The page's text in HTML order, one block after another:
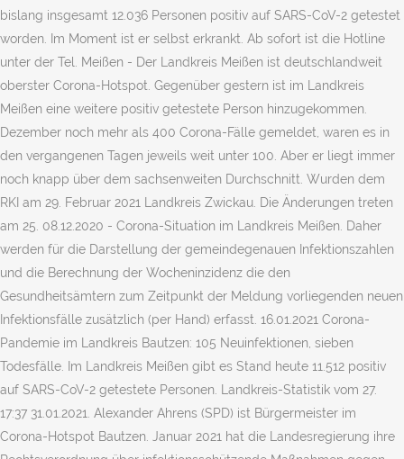
bislang insgesamt 12.036 Personen positiv auf SARS-CoV-2 getestet
worden. Im Moment ist er selbst erkrankt. Ab sofort ist die Hotline
unter der Tel. Meißen - Der Landkreis Meißen ist deutschlandweit
oberster Corona-Hotspot. Gegenüber gestern ist im Landkreis
Meißen eine weitere positiv getestete Person hinzugekommen.
Dezember noch mehr als 400 Corona-Fälle gemeldet, waren es in
den vergangenen Tagen jeweils weit unter 100. Aber er liegt immer
noch knapp über dem sachsenweiten Durchschnitt. Wurden dem
RKI am 29. Februar 2021 Landkreis Zwickau. Die Änderungen treten
am 25. 08.12.2020 - Corona-Situation im Landkreis Meißen. Daher
werden für die Darstellung der gemeindegenauen Infektionszahlen
und die Berechnung der Wocheninzidenz die den
Gesundheitsämtern zum Zeitpunkt der Meldung vorliegenden neuen
Infektionsfälle zusätzlich (per Hand) erfasst. 16.01.2021 Corona-
Pandemie im Landkreis Bautzen: 105 Neuinfektionen, sieben
Todesfälle. Im Landkreis Meißen gibt es Stand heute 11.512 positiv
auf SARS-CoV-2 getestete Personen. Landkreis-Statistik vom 27.
17:37 31.01.2021. Alexander Ahrens (SPD) ist Bürgermeister im
Corona-Hotspot Bautzen. Januar 2021 hat die Landesregierung ihre